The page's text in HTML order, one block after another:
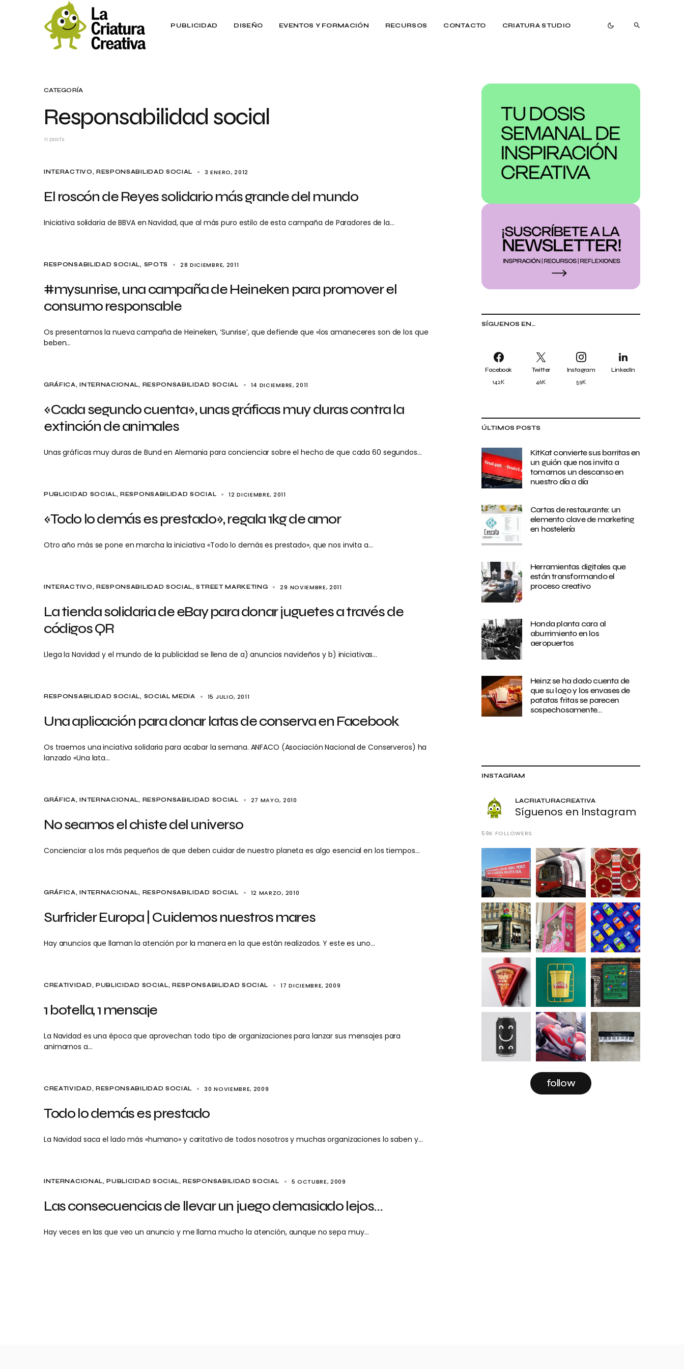
PUBLICIDAD DISEÑO EVENTOS Y FORMACIÓN RECURSOS CONTACTO CRIATURA STUDIO
CATEGORÍA
Responsabilidad social
11 posts
INTERACTIVO RESPONSABILIDAD SOCIAL 3 ENERO, 2012
El roscón de Reyes solidario más grande del mundo
Iniciativa solidaria de BBVA en Navidad, que al más puro estilo de esta campaña de Paradores de la…
RESPONSABILIDAD SOCIAL SPOTS 28 DICIEMBRE, 2011
#mysunrise, una campaña de Heineken para promover el
consumo responsable
Os presentamos la nueva campaña de Heineken, ‘Sunrise’, que defiende que «los amaneceres son de los que
beben…
GRÁFICA INTERNACIONAL RESPONSABILIDAD SOCIAL 14 DICIEMBRE, 2011
«Cada segundo cuenta», unas gráficas muy duras contra la
extinción de animales
Unas gráficas muy duras de Bund en Alemania para concienciar sobre el hecho de que cada 60 segundos…
PUBLICIDAD SOCIAL RESPONSABILIDAD SOCIAL 12 DICIEMBRE, 2011
«Todo lo demás es prestado», regala 1kg de amor
Otro año más se pone en marcha la iniciativa «Todo lo demás es prestado», que nos invita a…
INTERACTIVO RESPONSABILIDAD SOCIAL STREET MARKETING 29 NOVIEMBRE, 2011
La tienda solidaria de eBay para donar juguetes a través de
códigos QR
Llega la Navidad y el mundo de la publicidad se llena de a) anuncios navideños y b) iniciativas…
RESPONSABILIDAD SOCIAL SOCIAL MEDIA 15 JULIO, 2011
Una aplicación para donar latas de conserva en Facebook
Os traemos una inciativa solidaria para acabar la semana. ANFACO (Asociación Nacional de Conserveros) ha
lanzado «Una lata…
GRÁFICA INTERNACIONAL RESPONSABILIDAD SOCIAL 27 MAYO, 2010
No seamos el chiste del universo
Concienciar a los más pequeños de que deben cuidar de nuestro planeta es algo esencial en los tiempos…
GRÁFICA INTERNACIONAL RESPONSABILIDAD SOCIAL 12 MARZO, 2010
Surfrider Europa | Cuidemos nuestros mares
Hay anuncios que llaman la atención por la manera en la que están realizados. Y este es uno…
CREATIVIDAD PUBLICIDAD SOCIAL RESPONSABILIDAD SOCIAL 17 DICIEMBRE, 2009
1 botella, 1 mensaje
La Navidad es una época que aprovechan todo tipo de organizaciones para lanzar sus mensajes para
animarnos a…
CREATIVIDAD RESPONSABILIDAD SOCIAL 30 NOVIEMBRE, 2009
Todo lo demás es prestado
La Navidad saca el lado más «humano» y caritativo de todos nosotros y muchas organizaciones lo saben y…
INTERNACIONAL PUBLICIDAD SOCIAL RESPONSABILIDAD SOCIAL 5 OCTUBRE, 2009
Las consecuencias de llevar un juego demasiado lejos…
Hay veces en las que veo un anuncio y me llama mucho la atención, aunque no sepa muy…
SÍGUENOS EN…
Facebook
142K
Twitter
46K
Instagram
59K
LinkedIn
ÚLTIMOS POSTS
KitKat convierte sus barritas en
un guión que nos invita a
tomarnos un descanso en
nuestro día a día
Cartas de restaurante: un
elemento clave de marketing
en hostelería
Herramientas digitales que
están transformando el
proceso creativo
Honda planta cara al
aburrimiento en los
aeropuertos
Heinz se ha dado cuenta de
que su logo y los envases de
patatas fritas se parecen
sospechosamente…
INSTAGRAM
LACRIATURACREATIVA
Síguenos en Instagram
59K FOLLOWERS
follow